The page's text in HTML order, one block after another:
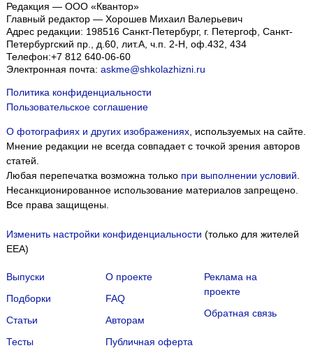
Редакция — ООО «Квантор»
Главный редактор — Хорошев Михаил Валерьевич
Адрес редакции: 198516 Санкт-Петербург, г. Петергоф, Санкт-
Петербургский пр., д.60, лит.А, ч.п. 2-Н, оф.432, 434
Телефон:+7 812 640-06-60
Электронная почта: askme@shkolazhizni.ru
Политика конфиденциальности
Пользовательское соглашение
О фотографиях и других изображениях, используемых на сайте.
Мнение редакции не всегда совпадает с точкой зрения авторов
статей.
Любая перепечатка возможна только при выполнении условий.
Несанкционированное использование материалов запрещено.
Все права защищены.
Изменить настройки конфиденциальности (только для жителей
EEA)
Выпуски
Подборки
Статьи
Тесты
О проекте
FAQ
Авторам
Публичная оферта
Реклама на
проекте
Обратная связь